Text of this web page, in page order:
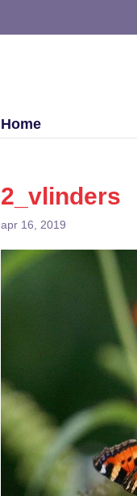
Home
2_vlinders
apr 16, 2019